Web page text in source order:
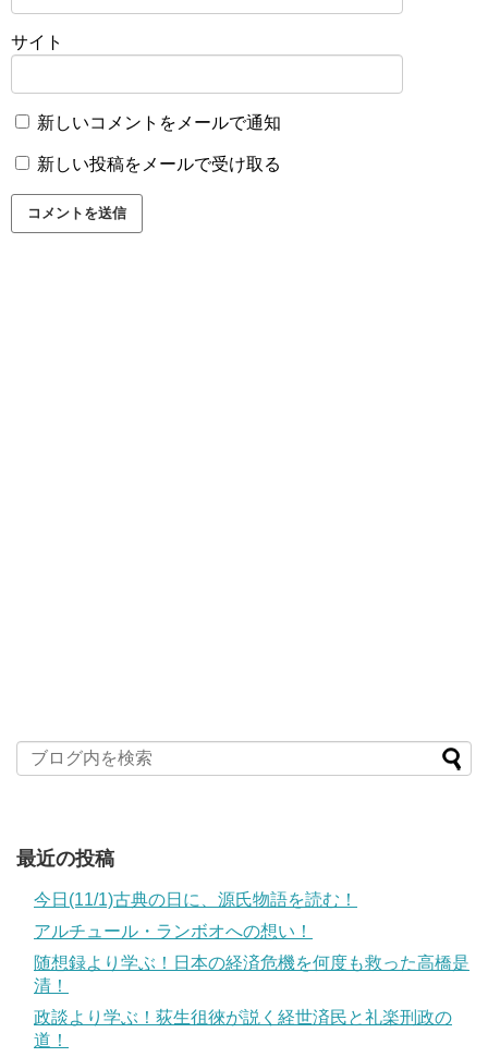
サイト
新しいコメントをメールで通知
新しい投稿をメールで受け取る
最近の投稿
今日(11/1)古典の日に、源氏物語を読む！
アルチュール・ランボオへの想い！
随想録より学ぶ！日本の経済危機を何度も救った高橋是
清！
政談より学ぶ！荻生徂徠が説く経世済民と礼楽刑政の
道！